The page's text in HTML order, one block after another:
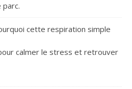
cette respiration simple
calmer le stress et retrouver